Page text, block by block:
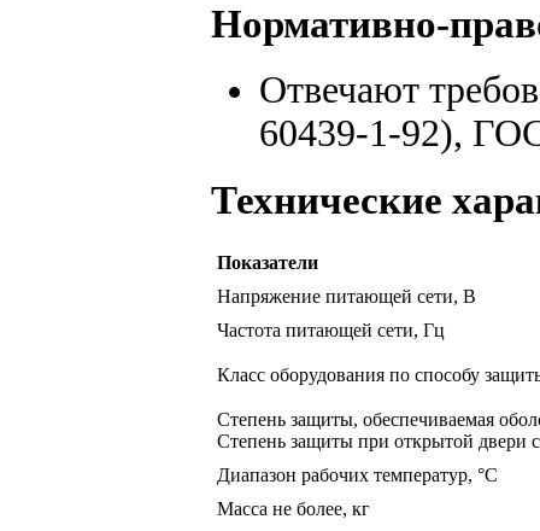
Нормативно-
Отвечают
60439-1-92),
Технические
Показатели
Напряжение питающей сети, В
Частота питающей сети, Гц
Класс оборудования по способу
Степень защиты, обеспечиваемая
Степень защиты при открытой двери
Диапазон рабочих температур, °С
Масса не более, кг